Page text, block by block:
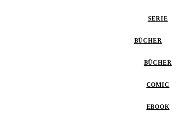
SERIE
BÜCHER
BÜCHER
COMIC
EBOOK